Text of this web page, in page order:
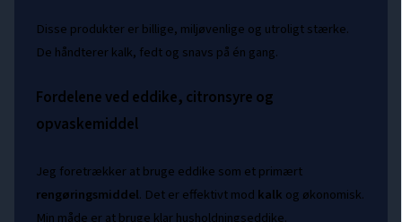
Disse produkter er billige, miljøvenlige og utroligt stærke.
De håndterer kalk, fedt og snavs på én gang.
Fordelene ved eddike, citronsyre og
opvaskemiddel
Jeg foretrækker at bruge eddike som et primært
rengøringsmiddel. Det er effektivt mod kalk og økonomisk.
Min måde er at bruge klar husholdningseddike.